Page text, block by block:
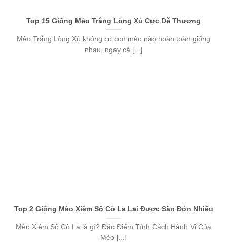
Top 15 Giống Mèo Trắng Lông Xù Cực Dễ Thương
Mèo Trắng Lông Xù không có con mèo nào hoàn toàn giống
nhau, ngay cả [...]
Top 2 Giống Mèo Xiêm Sô Cô La Lai Được Săn Đón Nhiều
Mèo Xiêm Sô Cô La là gì? Đặc Điểm Tính Cách Hành Vi Của
Mèo [...]